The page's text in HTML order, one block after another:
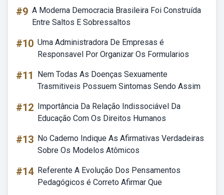
#9 A Moderna Democracia Brasileira Foi Construída
Entre Saltos E Sobressaltos
#10 Uma Administradora De Empresas é
Responsavel Por Organizar Os Formularios
#11
Nem Todas As Doenças Sexuamente
Trasmitiveis Possuem Sintomas Sendo Assim
#12 Importância Da Relação Indissociável Da
Educação Com Os Direitos Humanos
#13 No Caderno Indique As Afirmativas Verdadeiras
Sobre Os Modelos Atômicos
#14 Referente A Evolução Dos Pensamentos
Pedagógicos é Correto Afirmar Que